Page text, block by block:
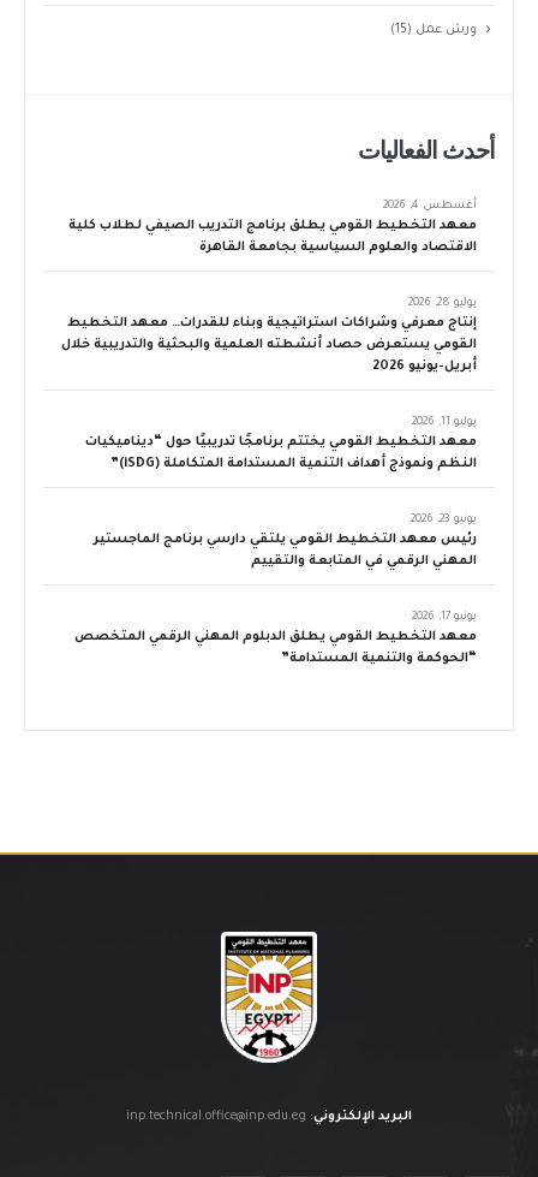
ورش عمل (15)
أحدث الفعاليات
معهد التخطيط القومي يطلق برنامج التدريب الصيفي لطلاب كلية
الاقتصاد والعلوم السياسية بجامعة القاهرة
أغسطس 4, 2026
إنتاج معرفي وشراكات استراتيجية وبناء للقدرات… معهد التخطيط
القومي يستعرض حصاد أنشطته العلمية والبحثية والتدريبية خلال
أبريل–يونيو 2026
يوليو 28, 2026
معهد التخطيط القومي يختتم برنامجًا تدريبيًا حول “ديناميكيات
النظم ونموذج أهداف التنمية المستدامة المتكاملة (iSDG)”
يوليو 11, 2026
رئيس معهد التخطيط القومي يلتقي دارسي برنامج الماجستير
المهني الرقمي في المتابعة والتقييم
يونيو 23, 2026
معهد التخطيط القومي يطلق الدبلوم المهني الرقمي المتخصص
“الحوكمة والتنمية المستدامة”
يونيو 17, 2026
البريد الإلكتروني:
inp.technical.office@inp.edu.eg